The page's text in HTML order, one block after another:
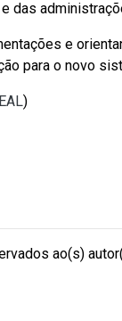
das
e
para o novo
)
ao(s)